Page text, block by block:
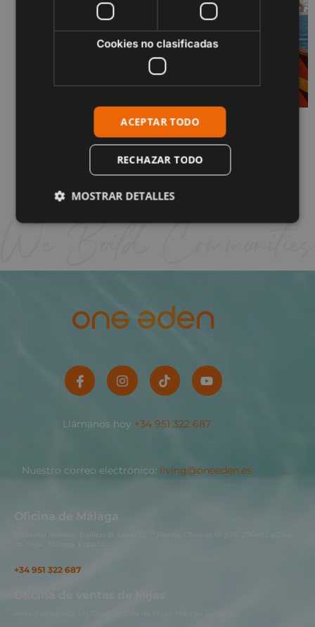
¿Cómo es realmente vivir en La Cala de
Mijas? Guía completa
Sigue leyendo "
Llámanos hoy +34 951 322 687
Nuestro correo electrónico: living@oneeden.es
Oficina de Málaga
Plaza del Bulevar, Edificio B, Local 12, 1ª Planta, Oficinas 1A y 1B. 29649 La Cala
de Mijas, Málaga, España.
+34 951 322 687
Avda. Cantábrico, s/n.29649 La Cala de Mijas, Málaga, España..
Cookies no clasificadas
ACEPTAR TODO
RECHAZAR TODO
MOSTRAR DETALLES